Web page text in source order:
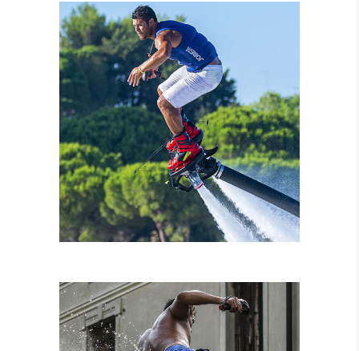
NOLEGGIO MOTO
D’ACQUA